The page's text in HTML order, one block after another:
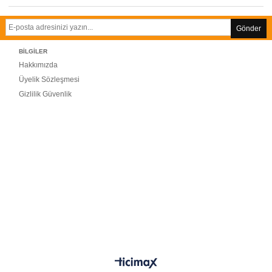
Gönder
BİLGİLER
Hakkımızda
Üyelik Sözleşmesi
Gizlilik Güvenlik